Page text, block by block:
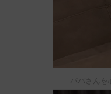
パパさんを